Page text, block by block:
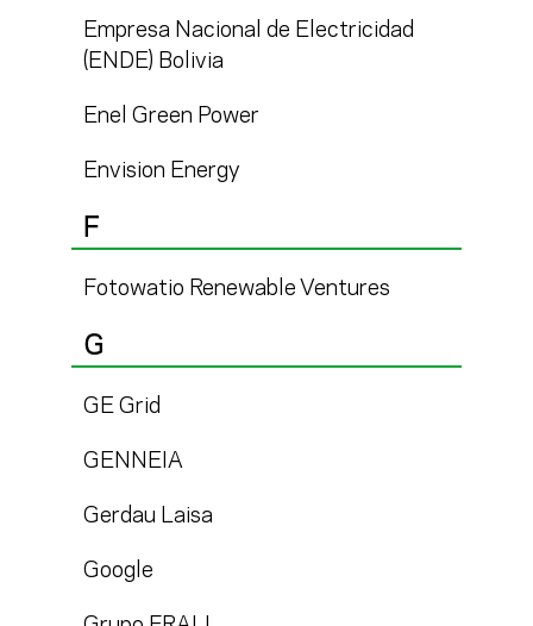
Empresa Nacional de Electricidad
(ENDE) Bolivia
Enel Green Power
Envision Energy
F
Fotowatio Renewable Ventures
G
GE Grid
GENNEIA
Gerdau Laisa
Google